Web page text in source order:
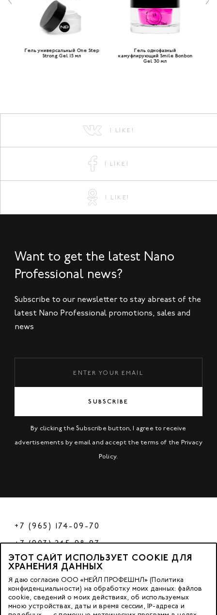
Гель универсальный One Step
Strong Gel 15 мл
Гель однофазный
камуфлирующий Smile Bonbon
Gel 30 мл
I LIKE!
I LIKE!
I LIKE!
Want to get the latest Nano
Professional news?
Subscribe to our newsletter to stay abreast of the
latest Nano Professional promotions, sales and
news
SUBSCRIBE
By clicking the Subscribe button, I agree to receive
advertisements by email and accept the terms of the Privacy
Policy.
+7 (965) 174-09-70
+7 (903) 245-98-97
РФ
© 2023 Nano Prof
ЭТОТ САЙТ ИСПОЛЬЗУЕТ COOKIE ДЛЯ
ХРАНЕНИЯ ДАННЫХ
Я даю согласие ООО «НЕЙЛ ПРОФЕШНЛ» (Политика
конфиденциальности) на обработку моих данных: файлов
cookie, сведений о моих действиях, об используемых
мною устройствах, даты и время сессии, IP-адреса и